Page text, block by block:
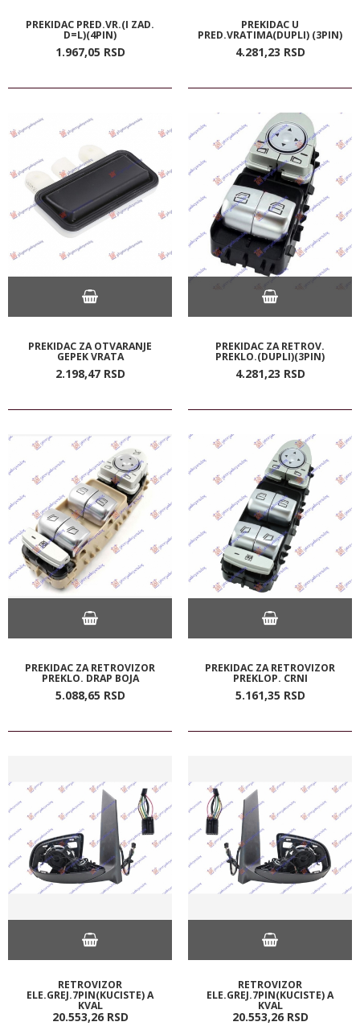
PREKIDAC PRED.VR.(I ZAD.
D=L)(4PIN)
1.967,05 RSD
PREKIDAC U
PRED.VRATIMA(DUPLI) (3PIN)
4.281,23 RSD
PREKIDAC ZA OTVARANJE
GEPEK VRATA
2.198,47 RSD
PREKIDAC ZA RETROV.
PREKLO.(DUPLI)(3PIN)
4.281,23 RSD
PREKIDAC ZA RETROVIZOR
PREKLO. DRAP BOJA
5.088,65 RSD
PREKIDAC ZA RETROVIZOR
PREKLOP. CRNI
5.161,35 RSD
RETROVIZOR
ELE.GREJ.7PIN(KUCISTE) A
KVAL
20.553,26 RSD
RETROVIZOR
ELE.GREJ.7PIN(KUCISTE) A
KVAL
20.553,26 RSD